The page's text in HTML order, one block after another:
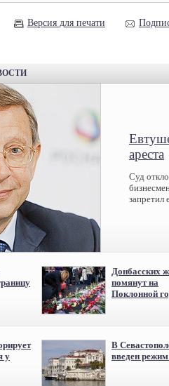
Версия для печати
ареста
Суд
запретил
Донбасских
помянут на
Поклонной
у
В
введен